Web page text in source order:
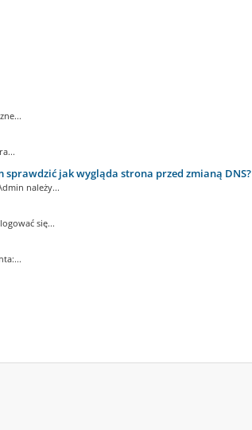
sprawdzić jak wygląda strona przed zmianą DNS?
należy...
się...